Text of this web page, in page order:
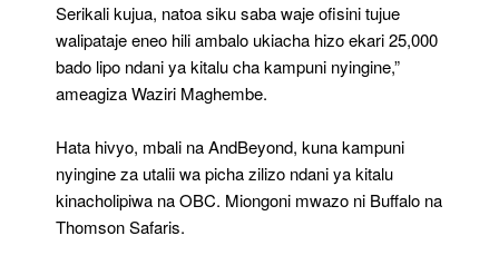
Serikali kujua, natoa siku saba waje ofisini tujue
walipataje eneo hili ambalo ukiacha hizo ekari 25,000
bado lipo ndani ya kitalu cha kampuni nyingine,”
ameagiza Waziri Maghembe.
Hata hivyo, mbali na AndBeyond, kuna kampuni
nyingine za utalii wa picha zilizo ndani ya kitalu
kinacholipiwa na OBC. Miongoni mwazo ni Buffalo na
Thomson Safaris.